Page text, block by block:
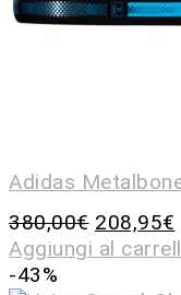
Adidas
380,00€ 208,95€
Aggiungi al
-43%